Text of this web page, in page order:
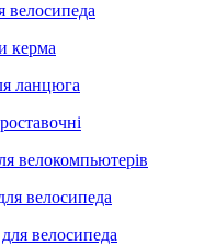
велосипеда
керма
ланцюга
велокомпьютерів
велосипеда
велосипеда